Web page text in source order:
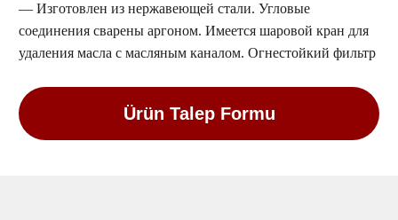
— Изготовлен из нержавеющей стали. Угловые
соединения сварены аргоном. Имеется шаровой кран для
удаления масла с масляным каналом. Огнестойкий фильтр
Ürün Talep Formu